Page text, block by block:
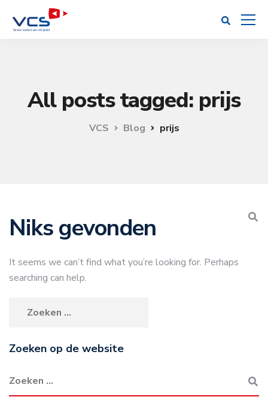
All posts tagged: prijs
VCS Blog prijs
Niks gevonden
It seems we can’t find what you’re looking for. Perhaps
searching can help.
Zoeken op de website